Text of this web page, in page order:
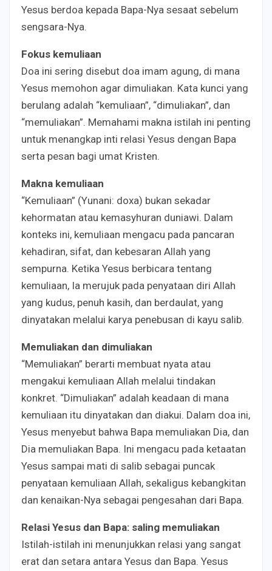
Yesus berdoa kepada Bapa-Nya sesaat sebelum
sengsara-Nya.
Fokus kemuliaan
Doa ini sering disebut doa imam agung, di mana
Yesus memohon agar dimuliakan. Kata kunci yang
berulang adalah “kemuliaan”, “dimuliakan”, dan
“memuliakan”. Memahami makna istilah ini penting
untuk menangkap inti relasi Yesus dengan Bapa
serta pesan bagi umat Kristen.
Makna kemuliaan
“Kemuliaan” (Yunani: doxa) bukan sekadar
kehormatan atau kemasyhuran duniawi. Dalam
konteks ini, kemuliaan mengacu pada pancaran
kehadiran, sifat, dan kebesaran Allah yang
sempurna. Ketika Yesus berbicara tentang
kemuliaan, Ia merujuk pada penyataan diri Allah
yang kudus, penuh kasih, dan berdaulat, yang
dinyatakan melalui karya penebusan di kayu salib.
Memuliakan dan dimuliakan
“Memuliakan” berarti membuat nyata atau
mengakui kemuliaan Allah melalui tindakan
konkret. “Dimuliakan” adalah keadaan di mana
kemuliaan itu dinyatakan dan diakui. Dalam doa ini,
Yesus menyebut bahwa Bapa memuliakan Dia, dan
Dia memuliakan Bapa. Ini mengacu pada ketaatan
Yesus sampai mati di salib sebagai puncak
penyataan kemuliaan Allah, sekaligus kebangkitan
dan kenaikan-Nya sebagai pengesahan dari Bapa.
Relasi Yesus dan Bapa: saling memuliakan
Istilah-istilah ini menunjukkan relasi yang sangat
erat dan setara antara Yesus dan Bapa. Yesus